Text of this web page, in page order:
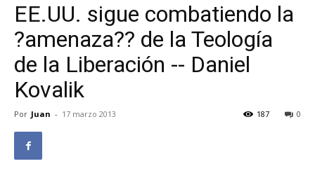
EE.UU. sigue combatiendo la
?amenaza?? de la Teología
de la Liberación -- Daniel
Kovalik
Por Juan - 17 marzo 2013 0
187